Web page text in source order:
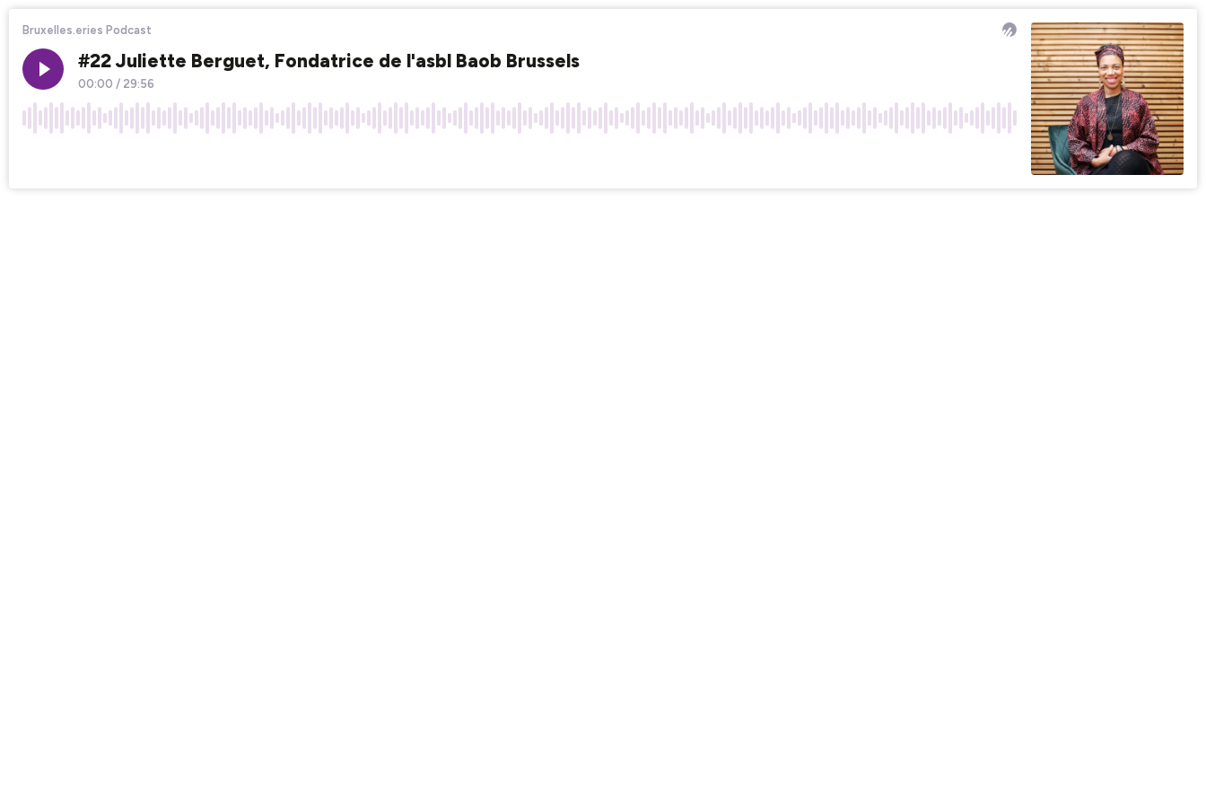
Bruxelles.eries Podcast
#22 Juliette Berguet, Fondatrice de l'asbl Baob Brussels
00:00 / 29:56